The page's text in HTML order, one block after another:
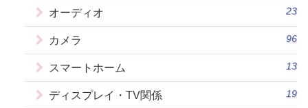
オーディオ 23
カメラ 96
スマートホーム 13
ディスプレイ・TV関係 19